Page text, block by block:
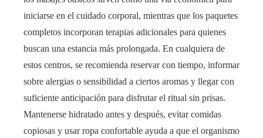
iniciarse en el cuidado corporal, mientras que los paquetes
completos incorporan terapias adicionales para quienes
buscan una estancia más prolongada. En cualquiera de
estos centros, se recomienda reservar con tiempo, informar
sobre alergias o sensibilidad a ciertos aromas y llegar con
suficiente anticipación para disfrutar el ritual sin prisas.
Mantenerse hidratado antes y después, evitar comidas
copiosas y usar ropa confortable ayuda a que el organismo